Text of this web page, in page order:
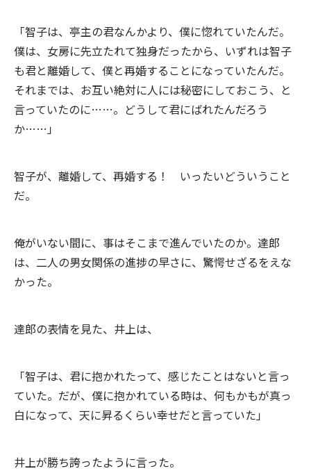
「智子は、亭主の君なんかより、僕に惚れていたんだ。
僕は、女房に先立たれて独身だったから、いずれは智子
も君と離婚して、僕と再婚することになっていたんだ。
それまでは、お互い絶対に人には秘密にしておこう、と
言っていたのに……。どうして君にばれたんだろう
か……」
智子が、離婚して、再婚する！ いったいどういうこと
だ。
俺がいない間に、事はそこまで進んでいたのか。達郎
は、二人の男女関係の進捗の早さに、驚愕せざるをえな
かった。
達郎の表情を見た、井上は、
「智子は、君に抱かれたって、感じたことはないと言っ
ていた。だが、僕に抱かれている時は、何もかもが真っ
白になって、天に昇るくらい幸せだと言っていた」
井上が勝ち誇ったように言った。